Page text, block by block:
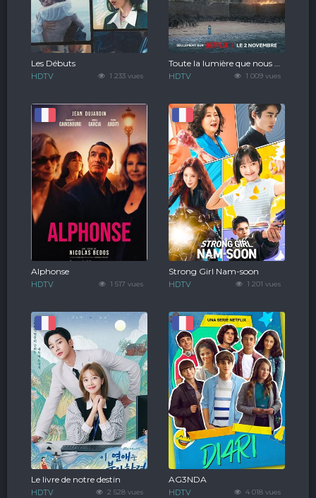
1 233 vues
Les Débuts
HDTV 1 009 vues
Toute la lumière que nous ne pouvons voir
HDTV
1 517 vues
Alphonse
HDTV 1 201 vues
Strong Girl Nam-soon
HDTV
2 528 vues
Le livre de notre destin
HDTV 4 018 vues
AG3NDA
HDTV